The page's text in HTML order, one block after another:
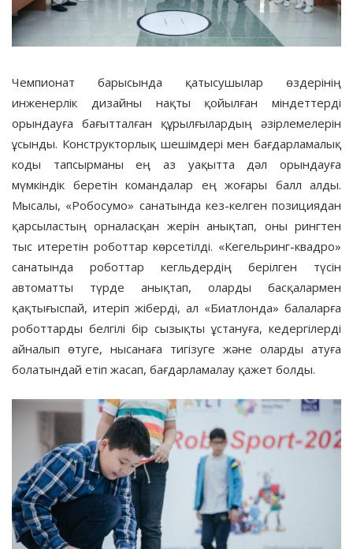
Чемпионат барысында қатысушылар өздерінің
инженерлік дизайны нақты қойылған міндеттерді
орындауға бағытталған құрылғылардың әзірлемелерін
ұсынды. Конструкторлық шешімдері мен бағдарламалық
коды тапсырманы ең аз уақытта дәл орындауға
мүмкіндік беретін командалар ең жоғары балл алды.
Мысалы, «Робосумо» санатында кез-келген позициядан
қарсыластың орналасқан жерін анықтап, оны рингтен
тыс итеретін роботтар көрсетілді. «Кегельринг-квадро»
санатында роботтар кегльдердің берілген түсін
автоматты түрде анықтап, оларды басқалармен
қақтығыспай, итеріп жіберді, ал «Биатлонда» балаларға
роботтарды белгілі бір сызықты ұстануға, кедергілерді
айналып өтуге, нысанаға тигізуге және оларды атуға
болатындай етіп жасап, бағдарламалау қажет болды.